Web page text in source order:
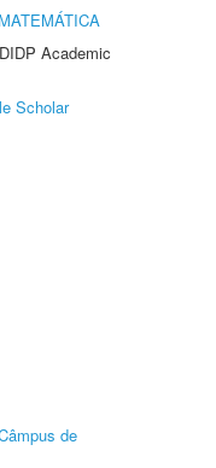
Academic
Scholar
de